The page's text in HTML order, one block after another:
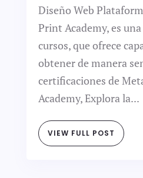
Diseño Web
Print Academy, es
cursos, que ofrece
obtener de manera
certificaciones de
Academy, Explora la...
VIEW FULL POST